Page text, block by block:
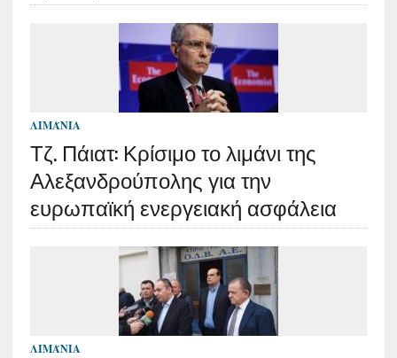
ΛΙΜΆΝΙΑ
Τζ. Πάιατ: Κρίσιμο το λιμάνι της
Αλεξανδρούπολης για την
ευρωπαϊκή ενεργειακή ασφάλεια
ΛΙΜΆΝΙΑ